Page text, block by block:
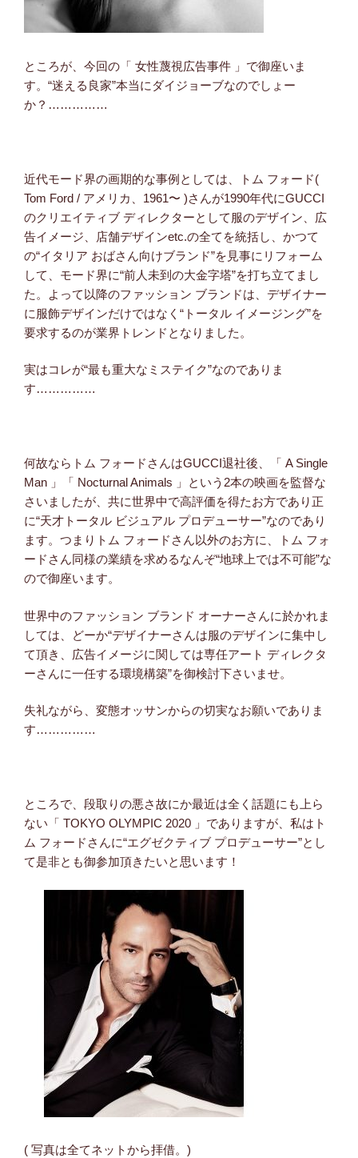
ところが、今回の「 女性蔑視広告事件 」で御座いま
す。“迷える良家”本当にダイジョーブなのでしょー
か？……………
近代モード界の画期的な事例としては、トム フォード(
Tom Ford / アメリカ、1961〜 )さんが1990年代にGUCCI
のクリエイティブ ディレクターとして服のデザイン、広
告イメージ、店舗デザインetc.の全てを統括し、かつて
の“イタリア おばさん向けブランド”を見事にリフォーム
して、モード界に“前人未到の大金字塔”を打ち立てまし
た。よって以降のファッション ブランドは、デザイナー
に服飾デザインだけではなく“トータル イメージング”を
要求するのが業界トレンドとなりました。
実はコレが“最も重大なミステイク”なのでありま
す……………
何故ならトム フォードさんはGUCCI退社後、「 A Single
Man 」「 Nocturnal Animals 」という2本の映画を監督な
さいましたが、共に世界中で高評価を得たお方であり正
に“天才トータル ビジュアル プロデューサー”なのであり
ます。つまりトム フォードさん以外のお方に、トム フォ
ードさん同様の業績を求めるなんぞ“地球上では不可能”な
ので御座います。
世界中のファッション ブランド オーナーさんに於かれま
しては、どーか“デザイナーさんは服のデザインに集中し
て頂き、広告イメージに関しては専任アート ディレクタ
ーさんに一任する環境構築”を御検討下さいませ。
失礼ながら、変態オッサンからの切実なお願いでありま
す……………
ところで、段取りの悪さ故にか最近は全く話題にも上ら
ない「 TOKYO OLYMPIC 2020 」でありますが、私はト
ム フォードさんに“エグゼクティブ プロデューサー”とし
て是非とも御参加頂きたいと思います！
( 写真は全てネットから拝借。)